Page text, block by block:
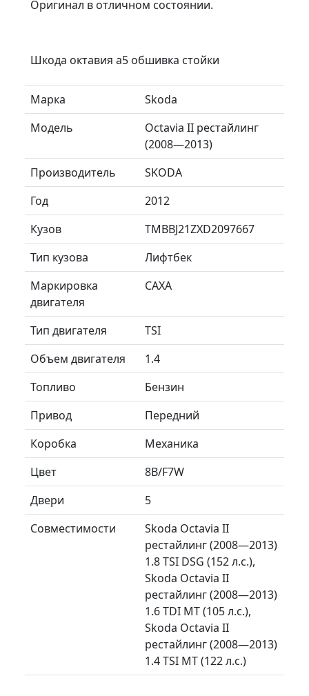
Оригинал в отличном состоянии.
Шкода октавия а5 обшивка стойки
Марка
Skoda
Модель
Octavia II рестайлинг
(2008—2013)
Производитель
SKODA
Год
2012
Кузов
TMBBJ21ZXD2097667
Тип кузова
Лифтбек
Маркировка
двигателя
CAXA
Тип двигателя
TSI
Объем двигателя
1.4
Топливо
Бензин
Привод
Передний
Коробка
Механика
Цвет
8B/F7W
Двери
5
Совместимости
Skoda Octavia II
рестайлинг (2008—2013)
1.8 TSI DSG (152 л.с.),
Skoda Octavia II
рестайлинг (2008—2013)
1.6 TDI MT (105 л.с.),
Skoda Octavia II
рестайлинг (2008—2013)
1.4 TSI MT (122 л.с.)